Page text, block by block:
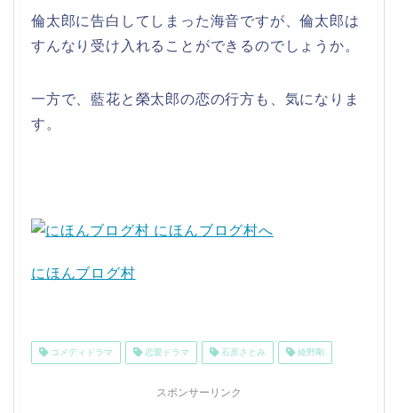
倫太郎に告白してしまった海音ですが、倫太郎は
すんなり受け入れることができるのでしょうか。
一方で、藍花と榮太郎の恋の行方も、気になりま
す。
にほんブログ村
コメディドラマ 恋愛ドラマ 石原さとみ 綾野剛
スポンサーリンク